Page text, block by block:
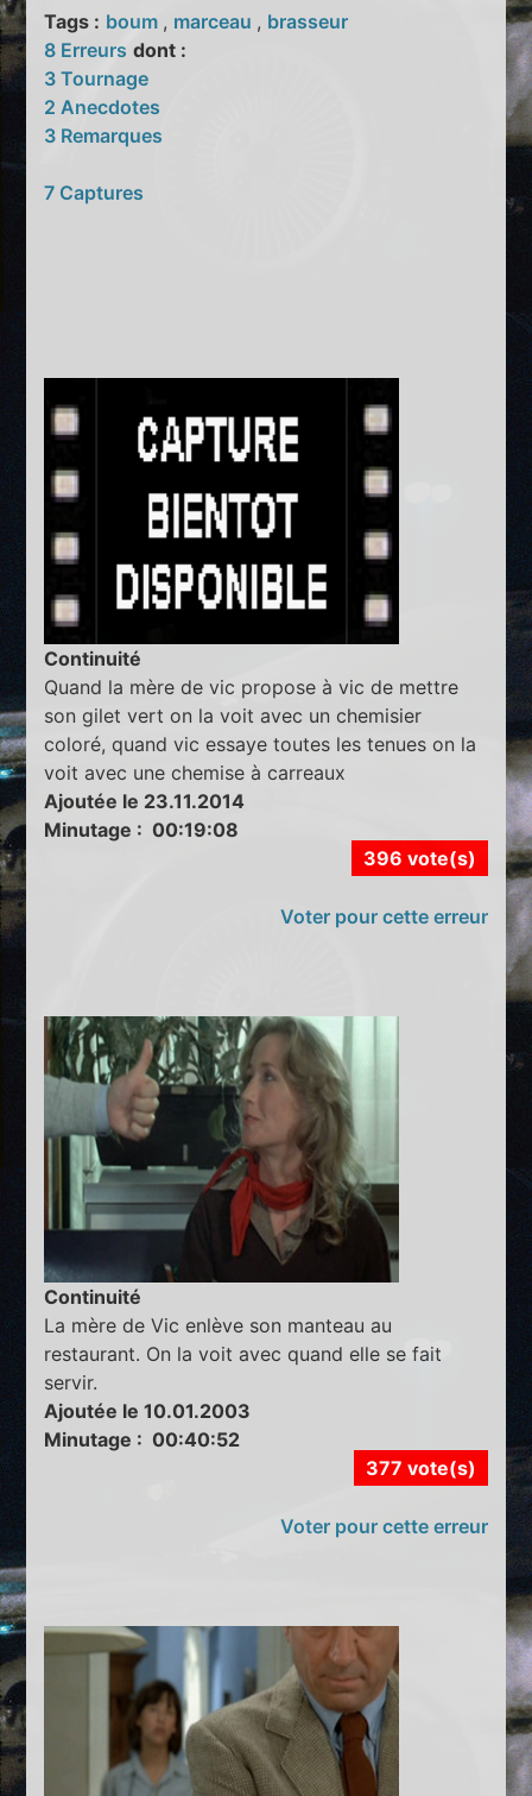
Tags : boum , marceau , brasseur
8 Erreurs dont :
3 Tournage
2 Anecdotes
3 Remarques
7 Captures
Continuité
Quand la mère de vic propose à vic de mettre
son gilet vert on la voit avec un chemisier
coloré, quand vic essaye toutes les tenues on la
voit avec une chemise à carreaux
Ajoutée le 23.11.2014
Minutage : 00:19:08
396 vote(s)
Voter pour cette erreur
Continuité
La mère de Vic enlève son manteau au
restaurant. On la voit avec quand elle se fait
servir.
Ajoutée le 10.01.2003
Minutage : 00:40:52
377 vote(s)
Voter pour cette erreur